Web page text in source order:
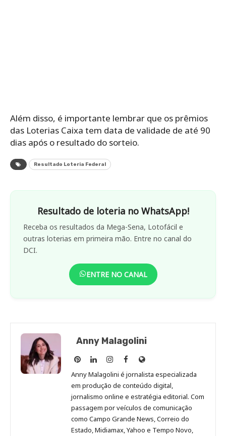
Além disso, é importante lembrar que os prêmios
das Loterias Caixa tem data de validade de até 90
dias após o resultado do sorteio.
Resultado Loteria Federal
Resultado de loteria no WhatsApp!
Receba os resultados da Mega-Sena, Lotofácil e
outras loterias em primeira mão. Entre no canal do
DCI.
ENTRE NO CANAL
Anny Malagolini
Anny
Malagolini
no
Pinterest
Anny
Malagolini
no
LinkedIn
Anny
Malagolini
no
Instagram
Anny
Malagolini
no
Facebook
Site
de
Anny
Malagolini
Anny Malagolini é jornalista especializada
em produção de conteúdo digital,
jornalismo online e estratégia editorial. Com
passagem por veículos de comunicação
como Campo Grande News, Correio do
Estado, Midiamax, Yahoo e Tempo Novo,